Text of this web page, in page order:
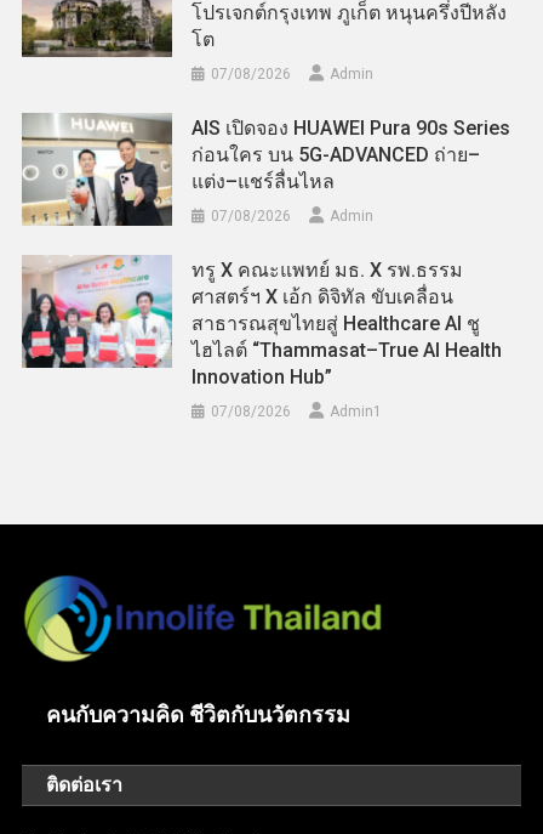
โปรเจกต์กรุงเทพ ภูเก็ต หนุนครึ่งปีหลัง
โต
07/08/2026 Admin
AIS เปิดจอง HUAWEI Pura 90s Series
ก่อนใคร บน 5G-ADVANCED ถ่าย–
แต่ง–แชร์ลื่นไหล
07/08/2026 Admin
ทรู X คณะแพทย์ มธ. X รพ.ธรรม
ศาสตร์ฯ X เอ้ก ดิจิทัล ขับเคลื่อน
สาธารณสุขไทยสู่ Healthcare AI ชู
ไฮไลต์ “Thammasat–True AI Health
Innovation Hub”
07/08/2026 Admin​1
คนกับความคิด ชีวิตกับนวัตกรรม
ติดต่อเรา